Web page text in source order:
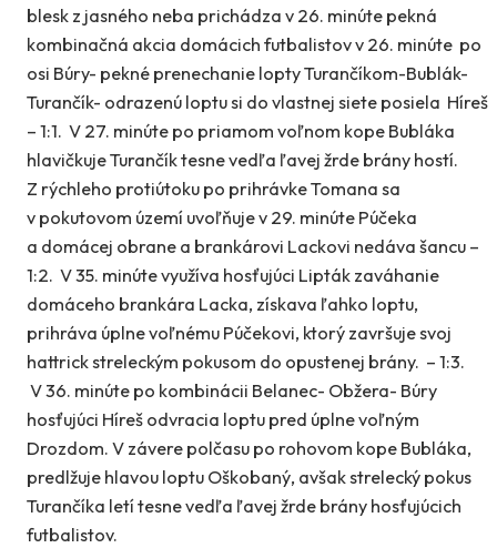
blesk z jasného neba prichádza v 26. minúte pekná
kombinačná akcia domácich futbalistov v 26. minúte po
osi Búry- pekné prenechanie lopty Turančíkom-Bublák-
Turančík- odrazenú loptu si do vlastnej siete posiela Híreš
– 1:1. V 27. minúte po priamom voľnom kope Bubláka
hlavičkuje Turančík tesne vedľa ľavej žrde brány hostí.
Z rýchleho protiútoku po prihrávke Tomana sa
v pokutovom území uvoľňuje v 29. minúte Púčeka
a domácej obrane a brankárovi Lackovi nedáva šancu –
1:2. V 35. minúte využíva hosťujúci Lipták zaváhanie
domáceho brankára Lacka, získava ľahko loptu,
prihráva úplne voľnému Púčekovi, ktorý završuje svoj
hattrick streleckým pokusom do opustenej brány. – 1:3.
V 36. minúte po kombinácii Belanec- Obžera- Búry
hosťujúci Híreš odvracia loptu pred úplne voľným
Drozdom. V závere polčasu po rohovom kope Bubláka,
predlžuje hlavou loptu Oškobaný, avšak strelecký pokus
Turančíka letí tesne vedľa ľavej žrde brány hosťujúcich
futbalistov.